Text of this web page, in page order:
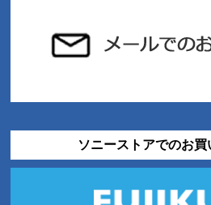
ソニーストアでのお買